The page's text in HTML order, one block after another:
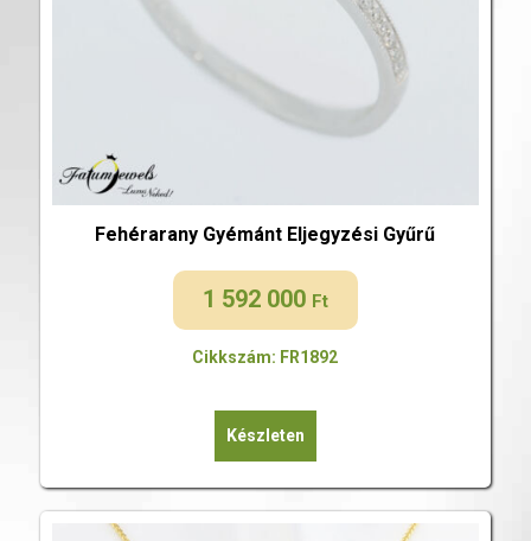
Fehérarany Gyémánt Eljegyzési Gyűrű
1 592 000 Ft
Cikkszám: FR1892
Készleten